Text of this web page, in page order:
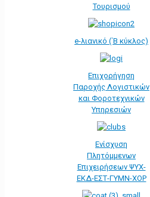
Τουρισμού
e-λιανικό (΄Β κύκλος)
Επιχορήγηση
Παροχής Λογιστικών
και Φοροτεχνικών
Υπηρεσιών
Ενίσχυση
Πλητόμμενων
Επιχειρήσεων ΨΥΧ-
ΕΚΔ-ΕΣΤ-ΓΥΜΝ-ΧΟΡ